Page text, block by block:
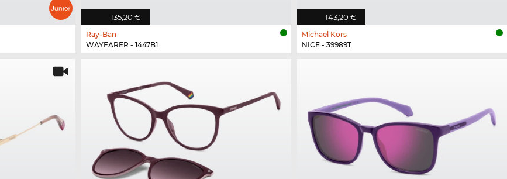
135,20 €
Ray-Ban
WAYFARER - 1447B1
143,20 €
Michael Kors
NICE - 39989T